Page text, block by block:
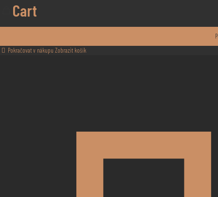
Cart
Pokračovat v nákupu Zobrazit košík